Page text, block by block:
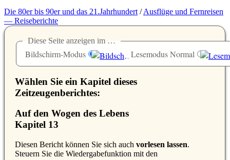
Die 80er bis 90er und das 21.Jahrhundert/Ausflüge und Fernreisen
— Reiseberichte
Diese Seite anzeigen im …
Bildschirm-Modus Lesemodus Normal
Wählen Sie ein Kapitel dieses
Zeitzeugenberichtes:
Auf den Wogen des Lebens
Kapitel 13
Diesen Bericht können Sie sich auch vorlesen lassen.
Steuern Sie die Wiedergabefunktion mit den